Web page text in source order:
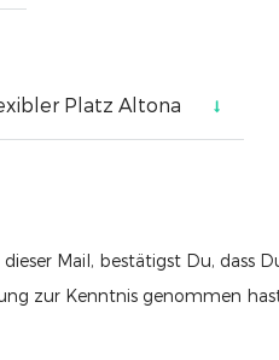
Mail, bestätigst Du, dass
zur Kenntnis genommen